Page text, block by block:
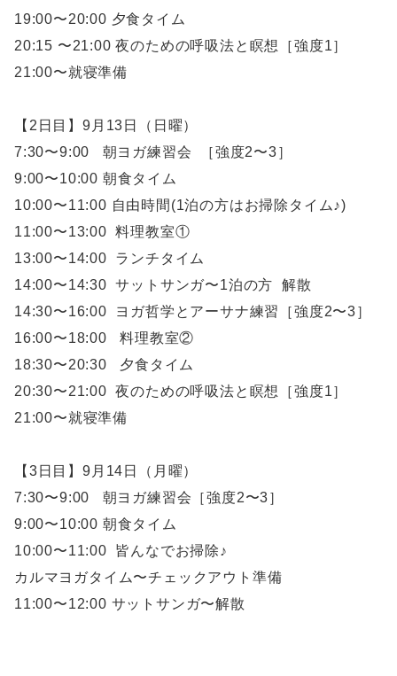
19:00〜20:00 夕食タイム
20:15 〜21:00 夜のための呼吸法と瞑想［強度1］
21:00〜就寝準備
【2日目】9月13日（日曜）
7:30〜9:00 朝ヨガ練習会 ［強度2〜3］
9:00〜10:00 朝食タイム
10:00〜11:00 自由時間(1泊の方はお掃除タイム♪)
11:00〜13:00 料理教室①
13:00〜14:00 ランチタイム
14:00〜14:30 サットサンガ〜1泊の方 解散
14:30〜16:00 ヨガ哲学とアーサナ練習［強度2〜3］
16:00〜18:00 料理教室②
18:30〜20:30 夕食タイム
20:30〜21:00 夜のための呼吸法と瞑想［強度1］
21:00〜就寝準備
【3日目】9月14日（月曜）
7:30〜9:00 朝ヨガ練習会［強度2〜3］
9:00〜10:00 朝食タイム
10:00〜11:00 皆んなでお掃除♪
カルマヨガタイム〜チェックアウト準備
11:00〜12:00 サットサンガ〜解散